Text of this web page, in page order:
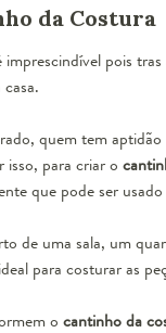
da Costura
pois
quem tem
isso, para criar o
que pode ser
de uma sala, um
para costurar as
o cantinho da